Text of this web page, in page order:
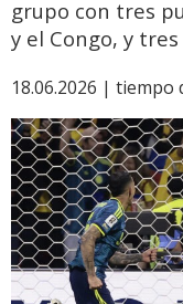
grupo con tres
y el Congo, y
18.06.2026 | tiempo